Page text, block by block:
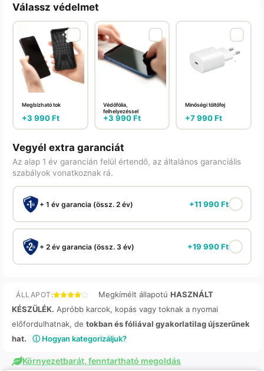
Válassz védelmet
Megbízható tok
+3 990Ft
Védőfólia,
felhelyezéssel
+3 990Ft
Minőségi töltőfej
+7 990Ft
Vegyél extra garanciát
Az alap 1 év garancián felül értendő, az általános garanciális
szabályok vonatkoznak rá.
+ 1 év garancia (össz. 2 év) +11 990Ft
+ 2 év garancia (össz. 3 év) +19 990Ft
ÁLLAPOT: Megkímélt állapotú HASZNÁLT
KÉSZÜLÉK. Apróbb karcok, kopás vagy toknak a nyomai
előfordulhatnak, de tokban és fóliával gyakorlatilag újszerűnek
hat.
ⓘ Hogyan kategorizáljuk?
Környezetbarát, fenntartható megoldás